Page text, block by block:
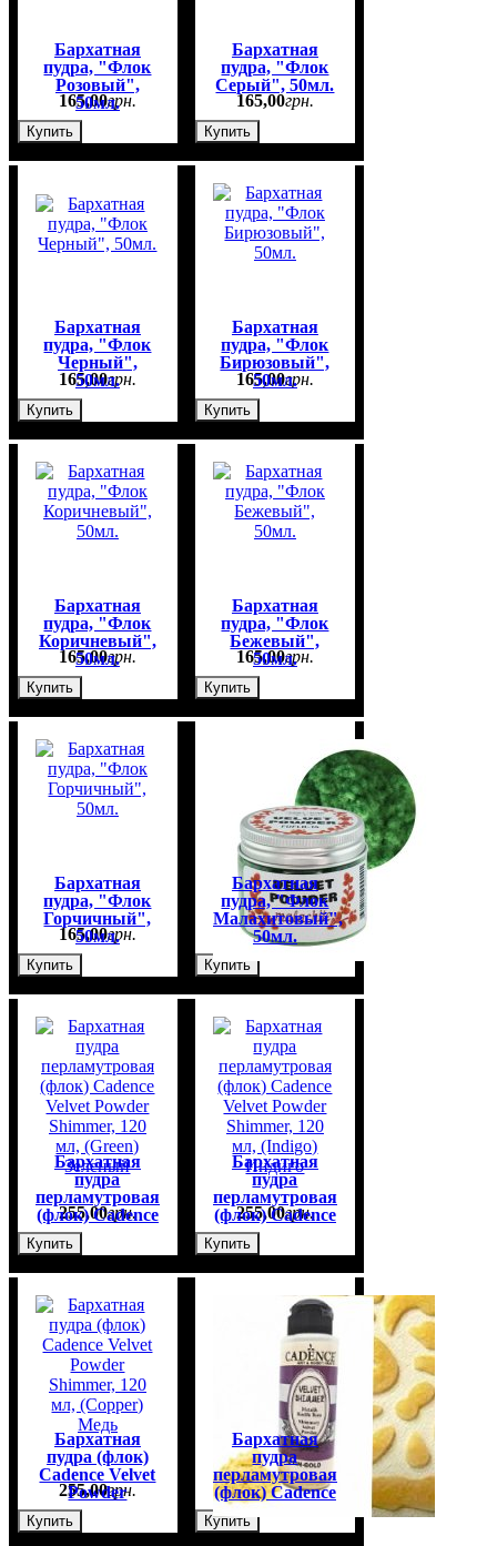
Бархатная
пудра, "Флок
Розовый",
50мл.
165,00грн.
Купить
Бархатная
пудра, "Флок
Серый", 50мл.
165,00грн.
Купить
Бархатная
пудра, "Флок
Черный",
50мл.
165,00грн.
Купить
Бархатная
пудра, "Флок
Бирюзовый",
50мл.
165,00грн.
Купить
Бархатная
пудра, "Флок
Коричневый",
50мл.
165,00грн.
Купить
Бархатная
пудра, "Флок
Бежевый",
50мл.
165,00грн.
Купить
Бархатная
пудра, "Флок
Горчичный",
50мл.
165,00грн.
Купить
Бархатная
пудра, "Флок
Малахитовый",
50мл.
165,00грн.
Купить
Бархатная
пудра
перламутровая
(флок) Cadence
Velvet Powder
Shimmer, 120
255,00грн.
Купить
Бархатная
пудра
перламутровая
(флок) Cadence
Velvet Powder
Shimmer, 120
255,00грн.
Купить
Бархатная
пудра (флок)
Cadence Velvet
Powder
Shimmer, 120
мл, (Copper)
255,00грн.
Купить
Бархатная
пудра
перламутровая
(флок) Cadence
Velvet Powder
Shimmer, 120
255,00грн.
Купить